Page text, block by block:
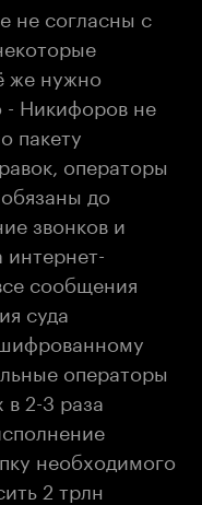
не согласны с
же нужно
- Никифоров не
пакету
операторы
до
звонков и
интернет-
сообщения
суда
операторы
в 2-3 раза
необходимого
2 трлн